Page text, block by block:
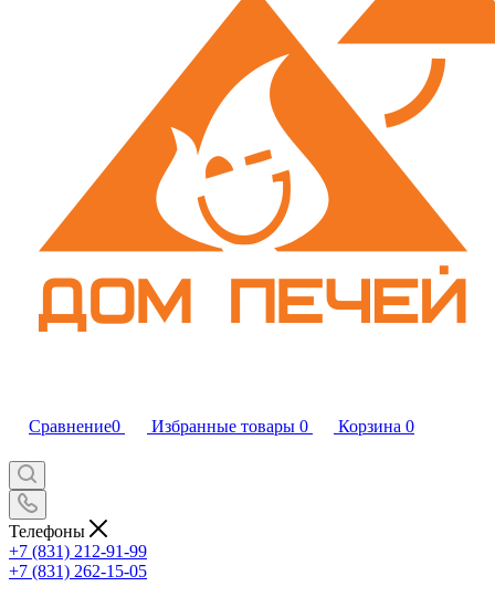
Сравнение0 Избранные товары 0 Корзина 0
Телефоны
+7 (831) 212-91-99
+7 (831) 262-15-05